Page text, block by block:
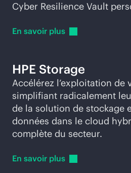
Cyber Resilience Vault
En savoir plus
HPE Storage
Accélérez l’exploitation de
simplifiant radicalement
de la solution de stockage
données dans le cloud
complète du secteur.
En savoir plus